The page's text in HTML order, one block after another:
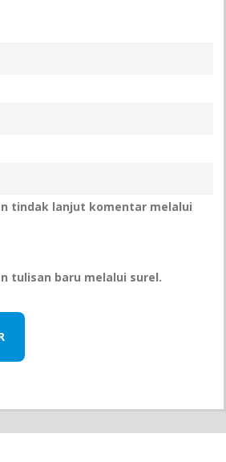
tindak lanjut komentar melalui
tulisan baru melalui surel.